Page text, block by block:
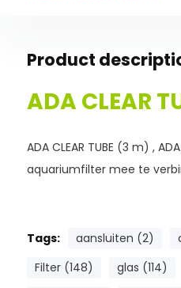
Product
ADA CLEAR
ADA CLEAR TUBE (3 m) ,
aquariumfilter mee te
Tags: aansluiten (2)
Filter (148)
glas (114)